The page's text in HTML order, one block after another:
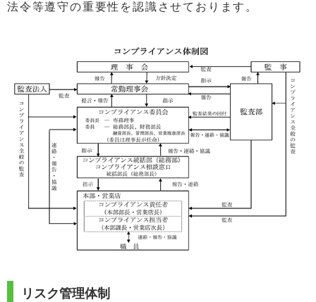
法令等遵守の重要性を認識させております。
リスク管理体制